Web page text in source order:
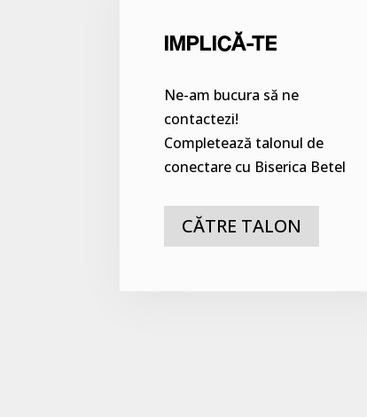
IMPLICĂ-TE
Ne-am bucura să ne
contactezi!
Completează talonul de
conectare cu Biserica Betel
CĂTRE TALON